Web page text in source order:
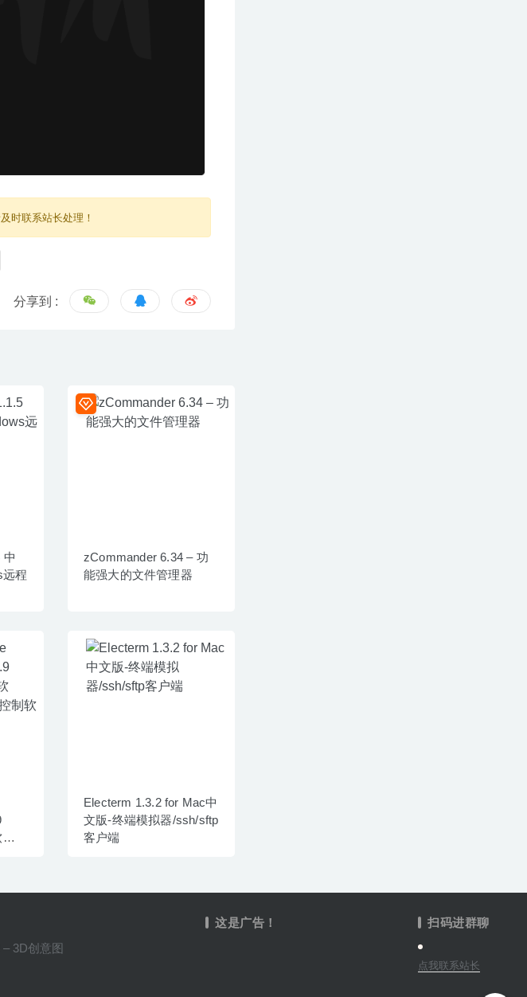
时联系站长处理！
分享到 :
中
程
zCommander 6.34 – 功
能强大的文件管理器
Electerm 1.3.2 for Mac中
文版-终端模拟器/ssh/sftp
客户端
3D创意图
这是广告！ 扫码进群聊
点我联系站长